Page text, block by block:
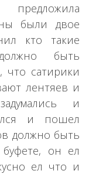
были двое
кто такие
быть
что сатирики
лентяев и
и
и пошел
должно быть
он ел
ел что и